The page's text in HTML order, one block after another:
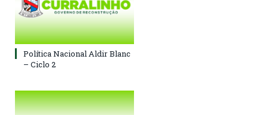
Política Nacional Aldir Blanc
– Ciclo 2